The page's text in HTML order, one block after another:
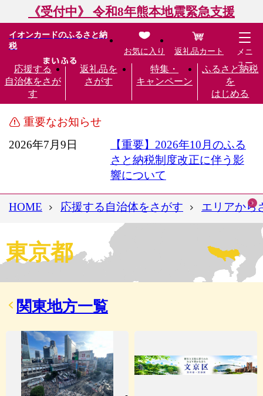
《受付中》 令和8年熊本地震緊急支援
イオンカードのふるさと納
税
応援する
自治体をさが
す
返礼品を
さがす
特集・
キャンペーン
ふるさと納税
を
はじめる
お気に入り 返礼品カート
メニ
ュー
重要なお知らせ
2026年7月9日
【重要】2026年10月のふる
さと納税制度改正に伴う影
響について
HOME 応援する自治体をさがす エリアから
東京都
関東地方一覧